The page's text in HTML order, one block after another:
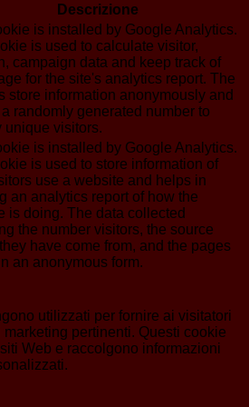
Descrizione
is installed by Google Analytics.
is used to calculate visitor,
campaign data and keep track of
for the site's analytics report. The
store information anonymously and
randomly generated number to
unique visitors.
is installed by Google Analytics.
is used to store information of
use a website and helps in
an analytics report of how the
is doing. The data collected
the number visitors, the source
have come from, and the pages
an anonymous form.
utilizzati per fornire ai visitatori
pertinenti. Questi cookie
Web e raccolgono informazioni